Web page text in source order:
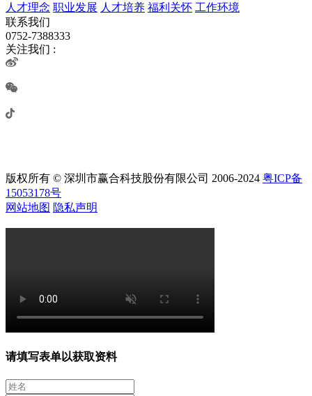
人才理念 职业发展 人才培养 福利关怀 工作环境
联系我们
0752-7388333
关注我们 :
版权所有 © 深圳市赢合科技股份有限公司 2006-2024 粤ICP备
15053178号
网站地图 隐私声明
请填写表单以获取资料